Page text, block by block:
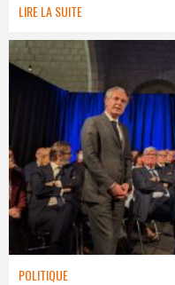
LIRE LA SUITE
POLITIQUE